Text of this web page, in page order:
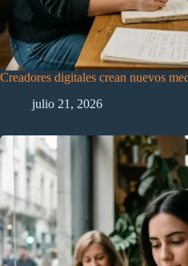
Creadores digitales crean nuevos
julio 21, 2026